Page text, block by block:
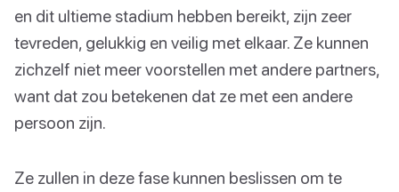
en dit ultieme stadium hebben bereikt, zijn zeer
tevreden, gelukkig en veilig met elkaar. Ze kunnen
zichzelf niet meer voorstellen met andere partners,
want dat zou betekenen dat ze met een andere
persoon zijn.
Ze zullen in deze fase kunnen beslissen om te